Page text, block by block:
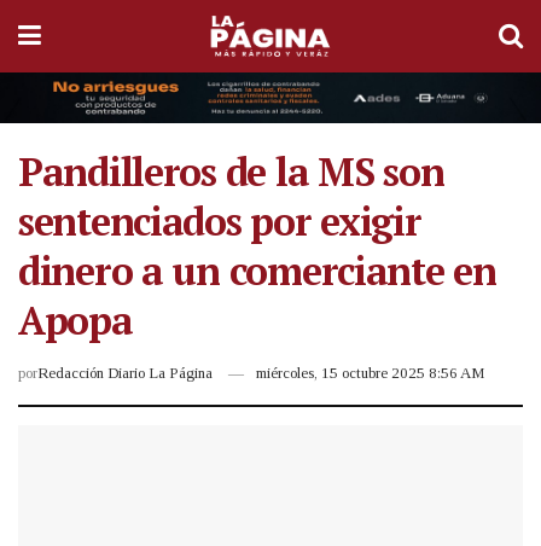
Pandilleros de la MS son
sentenciados por exigir
dinero a un comerciante en
Apopa
porRedacción Diario La Página miércoles, 15 octubre 2025 8:56 AM